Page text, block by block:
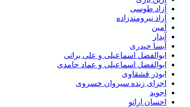
آزاد طوسی
آزاد نیرومندزاده
آمین
آیدار
آیسا حیدری
ابوالفضل اسماعیلی و علی براتی
ابوالفضل اسماعیلی و عماد حامدی
ابوذر قشقاوی
اجرای زنده سیروان خسروی
اجوید
احسان اراتو